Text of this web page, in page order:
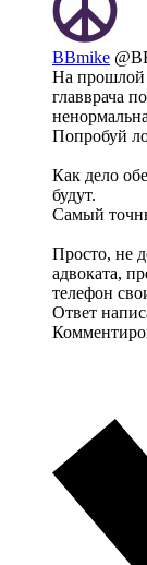
BBmike
На прошлой
главврача
Попробуй
Как дело
будут.
Самый
Просто, не
адвоката,
телефон
Ответ